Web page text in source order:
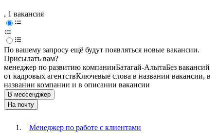
, 1 вакансия
По вашему запросу ещё будут появляться новые вакансии.
Присылать вам?
менеджер по развитию компанииБатагай-АлытаБез вакансий
от кадровых агентствКлючевые слова в названии вакансии, в
названии компании и в описании вакансии
В мессенджер
На почту
Менеджер по работе с клиентами